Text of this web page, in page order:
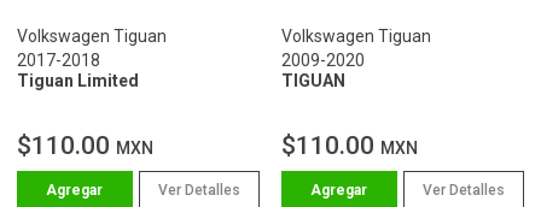
Volkswagen Tiguan
2017-2018
Tiguan Limited
$110.00 MXN
Ver Detalles
Volkswagen Tiguan
2009-2020
TIGUAN
$110.00 MXN
Ver Detalles